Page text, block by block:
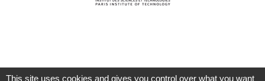
This site uses cookies and gives you control over what you want